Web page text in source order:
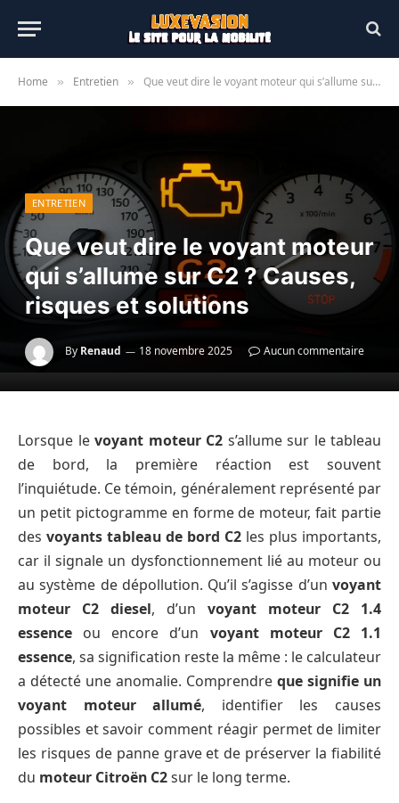
Home » Entretien » Que veut dire le voyant moteur qui s’allume sur C2 ? Causes, risques et solutions
ENTRETIEN
Que veut dire le voyant moteur
qui s’allume sur C2 ? Causes,
risques et solutions
By Renaud 18 novembre 2025 Aucun commentaire
Lorsque le voyant moteur C2 s’allume sur le tableau
de bord, la première réaction est souvent
l’inquiétude. Ce témoin, généralement représenté par
un petit pictogramme en forme de moteur, fait partie
des voyants tableau de bord C2 les plus importants,
car il signale un dysfonctionnement lié au moteur ou
au système de dépollution. Qu’il s’agisse d’un voyant
moteur C2 diesel, d’un voyant moteur C2 1.4
essence ou encore d’un voyant moteur C2 1.1
essence, sa signification reste la même : le calculateur
a détecté une anomalie. Comprendre que signifie un
voyant moteur allumé, identifier les causes
possibles et savoir comment réagir permet de limiter
les risques de panne grave et de préserver la fiabilité
du moteur Citroën C2sur le long terme.